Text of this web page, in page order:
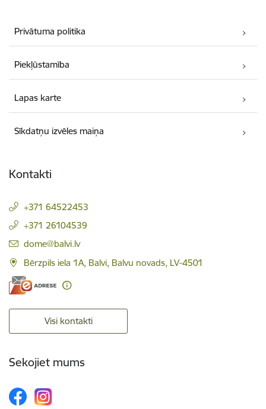
Privātuma politika
Piekļūstamība
Lapas karte
Sīkdatņu izvēles maiņa
Kontakti
+371 64522453
+371 26104539
E-pasts:
dome@balvi.lv
Bērzpils iela 1A, Balvi, Balvu novads, LV-4501
Visi kontakti
Sekojiet mums